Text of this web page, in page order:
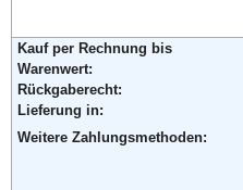
Weiterführende Informationen:
Kauf per Rechnung bis
Warenwert:
Rückgaberecht:
Lieferung in:
Weitere Zahlungsmethoden: